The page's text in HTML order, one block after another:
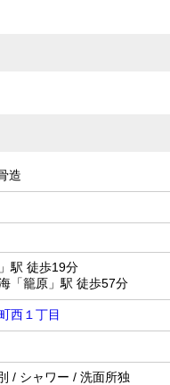
造
駅 徒歩19分
「籠原」駅 徒歩57分
西１丁目
/ シャワー / 洗面所独